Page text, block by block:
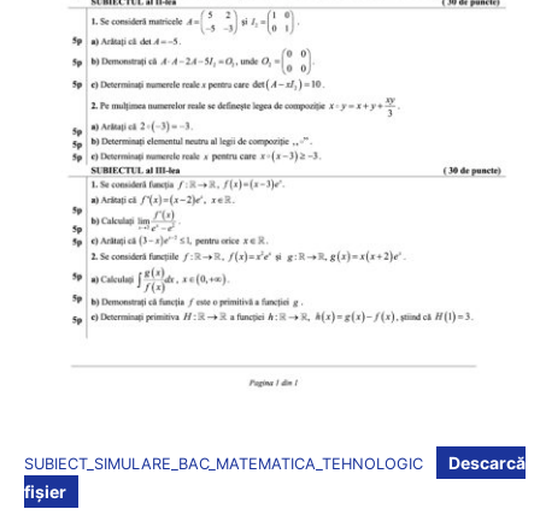
SUBIECT_SIMULARE_BAC_MATEMATICA_TEHNOLOGIC
Descarcă
fișier